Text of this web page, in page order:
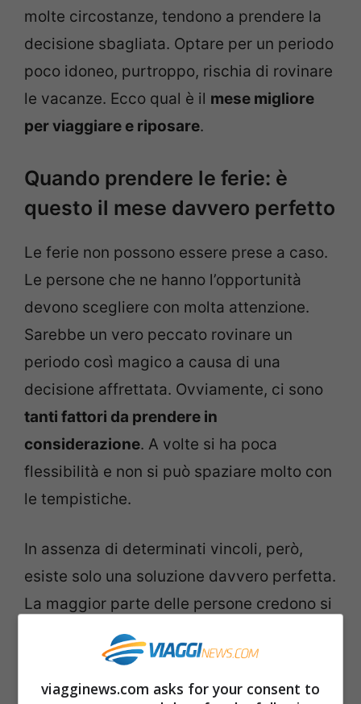
molte circostanze, tendono a prendere la
decisione sbagliata. Optare per un periodo
poco idoneo, purtroppo, rischia di rovinare
le vacanze. Ecco qual è il mese migliore
per viaggiare e riposare.
Quando prendere le ferie: è
questo il mese davvero perfetto
Le ferie non possono essere prese a caso.
Le persone che ne hanno l’opportunità
devono scegliere con molta attenzione.
Sarebbe un vero peccato rovinare un
periodo così magico a causa di una
decisione affrettata. Ovviamente, ci sono
tanti fattori da prendere in
considerazione. A volte si ha poca
flessibilità e non si può spaziare molto con
le tempistiche.
In assenza di determinati vincoli, però,
esiste solo una soluzione davvero perfetta.
La maggior parte delle persone credono si
tratti di settembre. In effetti, è un mese
dove fa meno caldo, ci sono meno
individui e la quasi tutti i giovani è già
viagginews.com asks for your consent to